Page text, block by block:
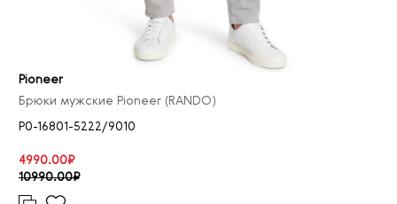
Pioneer
Брюки мужские Pioneer (RANDO)
P0-16801-5222/9010
4990.00₽
10990.00₽